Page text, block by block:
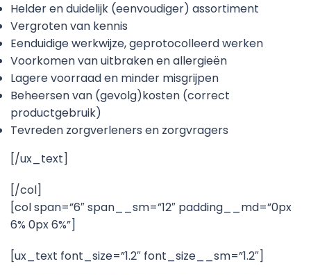
Helder en duidelijk (eenvoudiger) assortiment
Vergroten van kennis
Eenduidige werkwijze, geprotocolleerd werken
Voorkomen van uitbraken en allergieën
Lagere voorraad en minder misgrijpen
Beheersen van (gevolg)kosten (correct
productgebruik)
Tevreden zorgverleners en zorgvragers
[/ux_text]
[/col]
[col span=”6″ span__sm=”12″ padding__md=”0px
6% 0px 6%”]
[ux_text font_size=”1.2″ font_size__sm=”1.2″]